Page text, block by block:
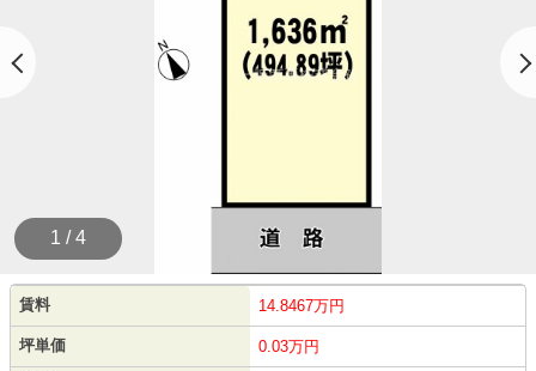
1 / 4
賃料 14.8467万円
坪単価 0.03万円